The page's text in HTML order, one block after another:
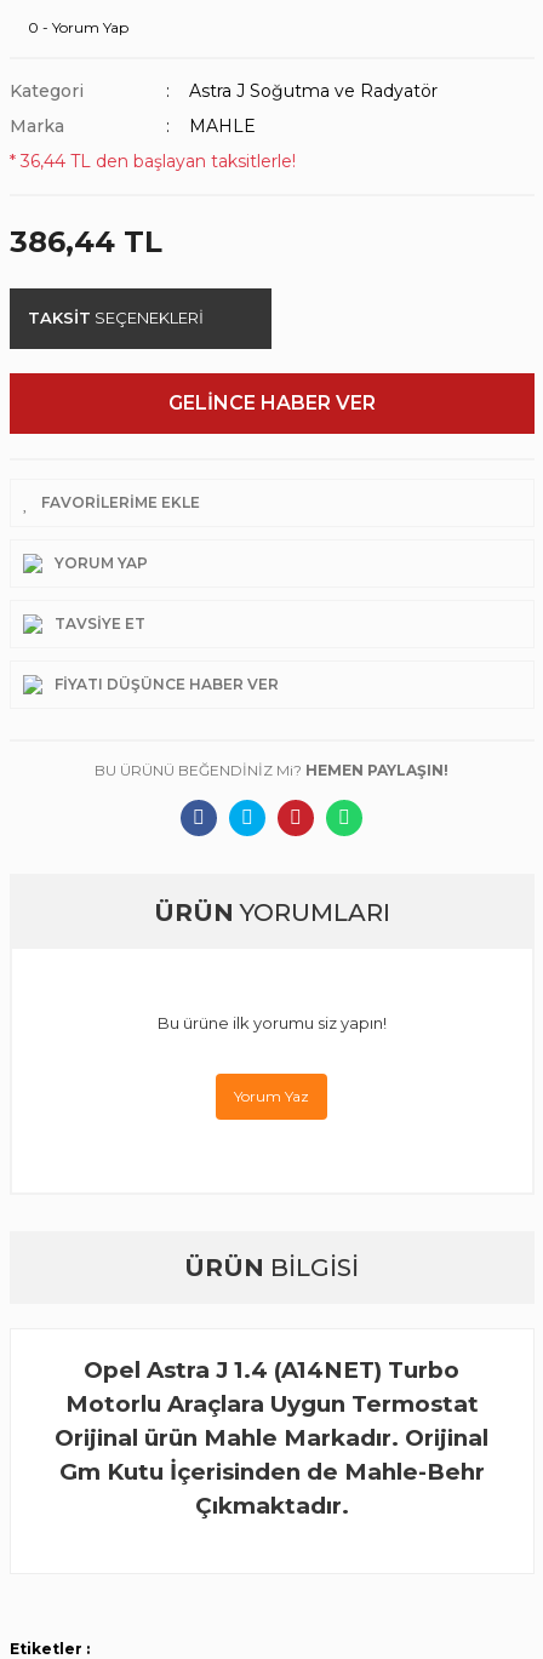
0 - Yorum Yap
Kategori
Astra J Soğutma ve Radyatör
Marka
MAHLE
* 36,44 TL den başlayan taksitlerle!
386,44 TL
TAKSİT SEÇENEKLERİ
GELİNCE HABER VER
YORUM YAP
TAVSIYE ET
FIYATI DÜŞÜNCE HABER VER
BU ÜRÜNÜ BEĞENDİNİZ Mi? HEMEN PAYLAŞIN!
ÜRÜN YORUMLARI
Bu ürüne ilk yorumu siz yapın!
Yorum Yaz
ÜRÜN BİLGİSİ
Opel Astra J 1.4 (A14NET) Turbo
Motorlu Araçlara Uygun Termostat
Orijinal ürün Mahle Markadır. Orijinal
Gm Kutu İçerisinden de Mahle-Behr
Çıkmaktadır.
Etiketler :